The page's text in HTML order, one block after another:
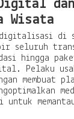
dan
Wisata
digitalisasi di
seluruh
hingga
Pelaku
membuat
untuk